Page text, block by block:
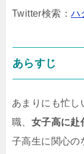
Twitter検索： ハ
あらすじ
あまりにも忙し
職、 女子高に赴
子高生に関心の